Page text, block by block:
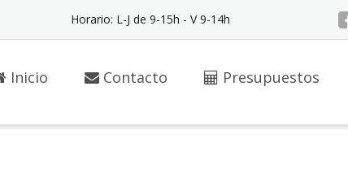
Horario: L-J de 9-15h - V 9-14h
Inicio Contacto Presupuestos